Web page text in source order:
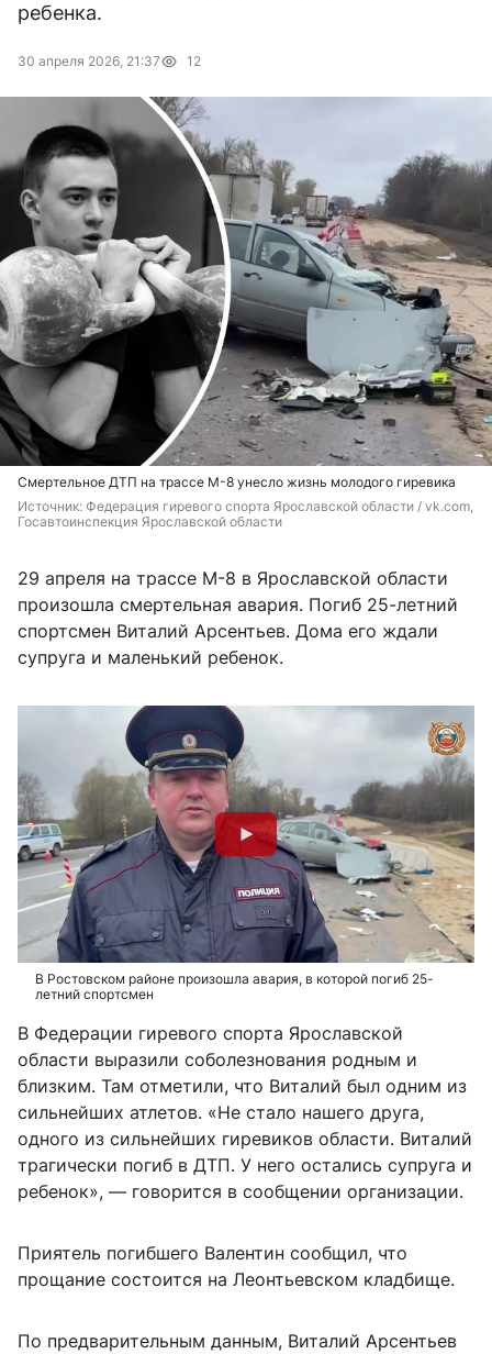
ребенка.
30 апреля 2026, 21:37 12
Смертельное ДТП на трассе М-8 унесло жизнь молодого гиревика
Источник: Федерация гиревого спорта Ярославской области / vk.com,
Госавтоинспекция Ярославской области
29 апреля на трассе М-8 в Ярославской области
произошла смертельная авария. Погиб 25-летний
спортсмен Виталий Арсентьев. Дома его ждали
супруга и маленький ребенок.
В Ростовском районе произошла авария, в которой погиб 25-
летний спортсмен
В Федерации гиревого спорта Ярославской
области выразили соболезнования родным и
близким. Там отметили, что Виталий был одним из
сильнейших атлетов. «Не стало нашего друга,
одного из сильнейших гиревиков области. Виталий
трагически погиб в ДТП. У него остались супруга и
ребенок», — говорится в сообщении организации.
Приятель погибшего Валентин сообщил, что
прощание состоится на Леонтьевском кладбище.
По предварительным данным, Виталий Арсентьев